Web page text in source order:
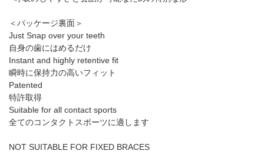
＜パッケージ裏面＞
Just Snap over your teeth
自身の歯にはめるだけ
Instant and highly retentive fit
瞬時に保持力の高いフィット
Patented
特許取得
Suitable for all contact sports
全てのコンタクトスポーツに適します
NOT SUITABLE FOR FIXED BRACES